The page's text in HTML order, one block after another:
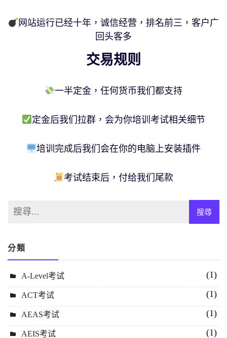
网站运行已经十年，诚信经营，排名前三，客户广
回头客多
交易规则
一半定金，任何货币我们都支持
定金后我们拉群，会为你培训考试相关细节
培训完成后我们会在你的电脑上安装插件
考试结束后，付给我们尾款
分類
A-Level考试 (1)
ACT考试 (1)
AEAS考试 (1)
AEIS考试 (1)